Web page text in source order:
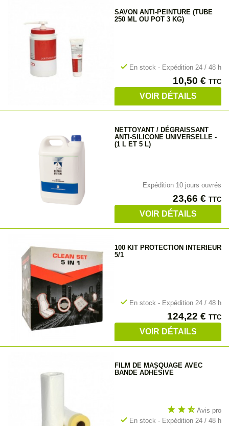
SAVON ANTI-PEINTURE (TUBE
250 ML OU POT 3 KG)
check En stock - Expédition 24 / 48 h
Prix
10,50 € TTC
VOIR DÉTAILS
NETTOYANT / DÉGRAISSANT
ANTI-SILICONE UNIVERSELLE -
(1 L ET 5 L)
Expédition 10 jours ouvrés
Prix
23,66 € TTC
VOIR DÉTAILS
100 KIT PROTECTION INTERIEUR
5/1
check En stock - Expédition 24 / 48 h
Prix
124,22 € TTC
VOIR DÉTAILS
FILM DE MASQUAGE AVEC
BANDE ADHÉSIVE
star star star_half Avis pro
check En stock - Expédition 24 / 48 h